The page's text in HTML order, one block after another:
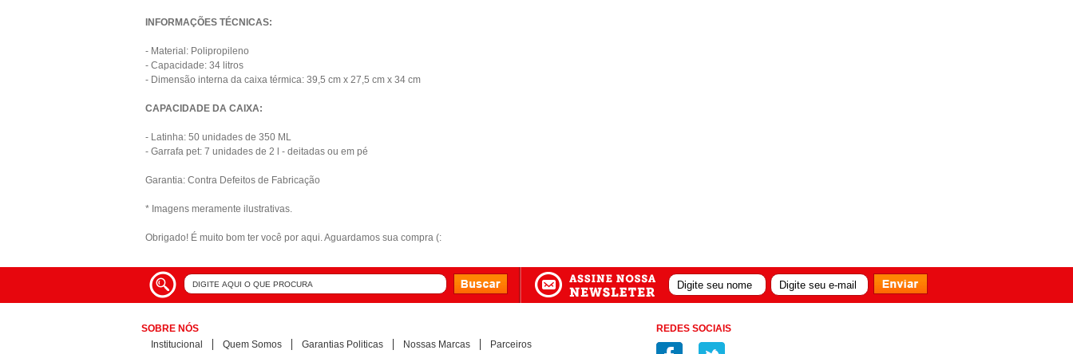
INFORMAÇÕES TÉCNICAS:
- Material: Polipropileno
- Capacidade: 34 litros
- Dimensão interna da caixa térmica: 39,5 cm x 27,5 cm x 34 cm
CAPACIDADE DA CAIXA:
- Latinha: 50 unidades de 350 ML
- Garrafa pet: 7 unidades de 2 l - deitadas ou em pé
Garantia: Contra Defeitos de Fabricação
* Imagens meramente ilustrativas.
Obrigado! É muito bom ter você por aqui. Aguardamos sua compra (:
SOBRE NÓS
Institucional
Quem Somos Garantias Politicas Nossas Marcas Parceiros
REDES SOCIAIS